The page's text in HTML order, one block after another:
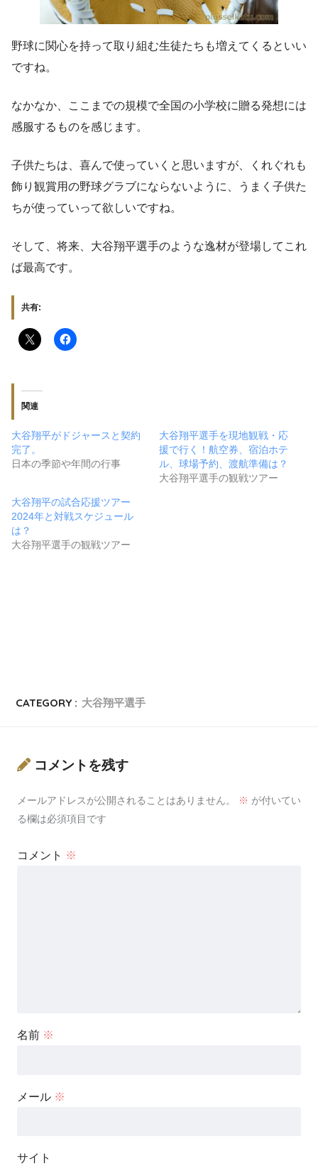
野球に関心を持って取り組む生徒たちも増えてくるといい
ですね。
なかなか、ここまでの規模で全国の小学校に贈る発想には
感服するものを感じます。
子供たちは、喜んで使っていくと思いますが、くれぐれも
飾り観賞用の野球グラブにならないように、うまく子供た
ちが使っていって欲しいですね。
そして、将来、大谷翔平選手のような逸材が登場してこれ
ば最高です。
共有:
関連
大谷翔平がドジャースと契約
完了。
日本の季節や年間の行事
大谷翔平選手を現地観戦・応
援で行く！航空券、宿泊ホテ
ル、球場予約、渡航準備は？
大谷翔平選手の観戦ツアー
大谷翔平の試合応援ツアー
2024年と対戦スケジュール
は？
大谷翔平選手の観戦ツアー
CATEGORY : 大谷翔平選手
コメントを残す
メールアドレスが公開されることはありません。 ※ が付いてい
る欄は必須項目です
コメント ※
名前 ※
メール ※
サイト